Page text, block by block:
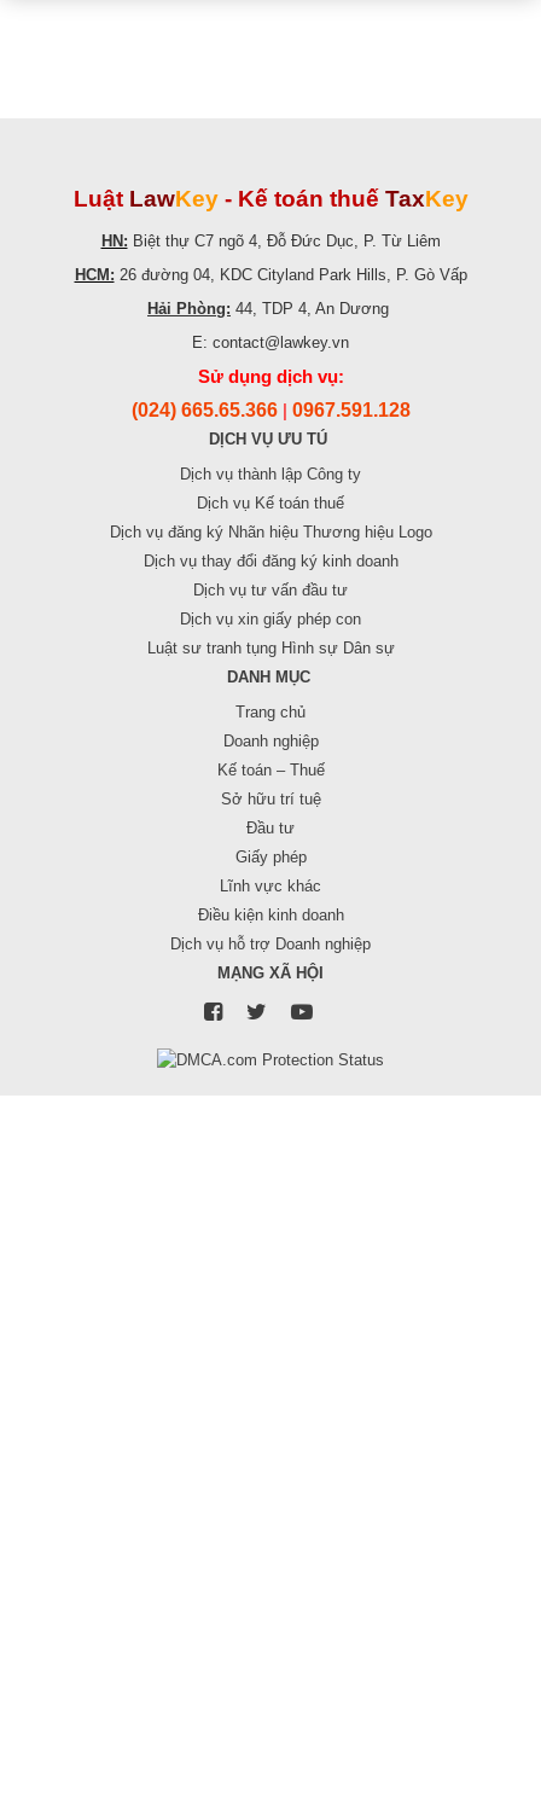
Luật LawKey - Kế toán thuế TaxKey
HN: Biệt thự C7 ngõ 4, Đỗ Đức Dục, P. Từ Liêm
HCM: 26 đường 04, KDC Cityland Park Hills, P. Gò Vấp
Hải Phòng: 44, TDP 4, An Dương
E: contact@lawkey.vn
Sử dụng dịch vụ:
(024) 665.65.366 0967.591.128
DỊCH VỤ ƯU TÚ
Dịch vụ thành lập Công ty
Dịch vụ Kế toán thuế
Dịch vụ đăng ký Nhãn hiệu Thương hiệu Logo
Dịch vụ thay đổi đăng ký kinh doanh
Dịch vụ tư vấn đầu tư
Dịch vụ xin giấy phép con
Luật sư tranh tụng Hình sự Dân sự
DANH MỤC
Trang chủ
Doanh nghiệp
Kế toán – Thuế
Sở hữu trí tuệ
Đầu tư
Giấy phép
Lĩnh vực khác
Điều kiện kinh doanh
Dịch vụ hỗ trợ Doanh nghiệp
MẠNG XÃ HỘI